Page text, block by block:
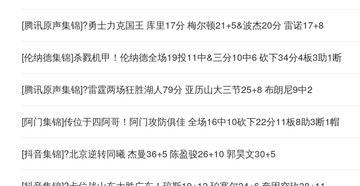
[腾讯原声集锦]?勇士力克国王 库里17分 梅尔顿21+5&波杰20分 雷诺17+8
[伦纳德集锦]杀戮机甲！伦纳德全场19投11中&三分10中6 砍下34分4板3助1断
[腾讯原声集锦]?雷霆两场狂胜湖人79分 亚历山大三节25+8 布朗尼9中2
[阿门集锦]传位于四阿哥！阿门攻防俱佳 全场16中10砍下22分11板8助3断1帽
[抖音集锦]?北京逆转同曦 杰曼36+5 陈盈骏26+10 郭昊文30+5